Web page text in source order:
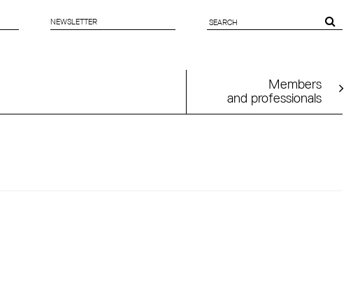
NEWSLETTER
FORMMembers
and professionals